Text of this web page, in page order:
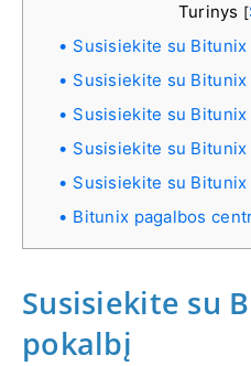
Turinys [
Susisiekite su
Susisiekite su
Susisiekite su
Susisiekite su Bitunix
Susisiekite su Bitunix
Bitunix pagalbos
Susisiekite su
pokalbį